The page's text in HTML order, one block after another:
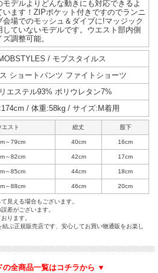
モデルよりどんな動きにも対応できるよ
います！ZIPポケット付きですのでランニ
会場でのモッシュ＆ダイブに!マッジック
していないモデルです。ウエスト部内側
調整可能。
/ モブスタイルス
ショートパンツ ファイトショーツ
エステル93% ポリウレタン7%
/ 体重:58kg / サイズ:M着用
エスト 総丈 股下
～79cm 40cm 16cm
～82cm 42cm 17cm
～85cm 44cm 18cm
～88cm 46cm 20cm
見える場合もございます。
差がございます。
ります。
ぶ正規販売店です、安心してお買い物通販をお楽し
全商品一覧はコチラから ▼